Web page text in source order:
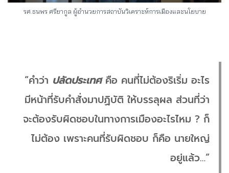
รศ.ธนพร ศรียากูล ผู้อำนวยการสถาบันวิเคราะห์การเมืองและนโยบาย
“คำว่า ปลัดประเทศคือ คนที่ไม่ต้องริเริ่ม อะไร
มีหน้าที่รับคำสั่งมาปฏิบัติ ให้บรรลุผล ส่วนที่ว่า
จะต้องรับผิดชอบในทางการเมืองอะไรไหม ? ก็
ไม่ต้อง เพราะคนที่รับผิดชอบ ก็คือ นายใหญ่
อยู่แล้ว…”